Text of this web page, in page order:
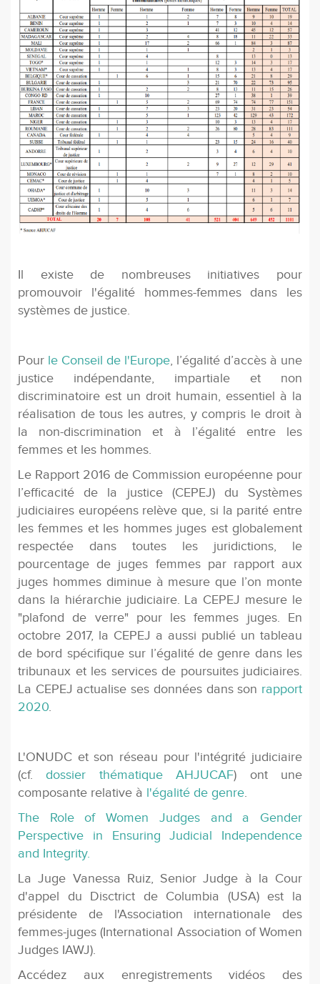
Il existe de nombreuses initiatives pour
promouvoir l'égalité hommes-femmes dans les
systèmes de justice.
Pour le Conseil de l'Europe, l’égalité d’accès à une
justice indépendante, impartiale et non
discriminatoire est un droit humain, essentiel à la
réalisation de tous les autres, y compris le droit à
la non-discrimination et à l’égalité entre les
femmes et les hommes.
Le Rapport 2016 de Commission européenne pour
l’efficacité de la justice (CEPEJ) du Systèmes
judiciaires européens relève que, si la parité entre
les femmes et les hommes juges est globalement
respectée dans toutes les juridictions, le
pourcentage de juges femmes par rapport aux
juges hommes diminue à mesure que l’on monte
dans la hiérarchie judiciaire. La CEPEJ mesure le
"plafond de verre" pour les femmes juges. En
octobre 2017, la CEPEJ a aussi publié un tableau
de bord spécifique sur l’égalité de genre dans les
tribunaux et les services de poursuites judiciaires.
La CEPEJ actualise ses données dans son rapport
2020.
L'ONUDC et son réseau pour l'intégrité judiciaire
(cf.dossier thématique AHJUCAF) ont une
composante relative à l'égalité de genre.
The Role of Women Judges and a Gender
Perspective in Ensuring Judicial Independence
and Integrity.
La Juge Vanessa Ruiz, Senior Judge à la Cour
d'appel du Disctrict de Columbia (USA) est la
présidente de l'Association internationale des
femmes-juges (International Association of Women
Judges IAWJ).
Accédez aux enregistrements vidéos des